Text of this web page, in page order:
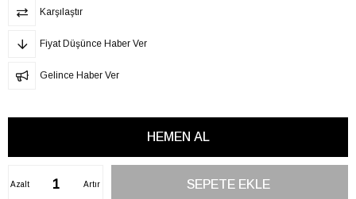
Karşılaştır
Fiyat Düşünce Haber Ver
Gelince Haber Ver
Artır
Azalt